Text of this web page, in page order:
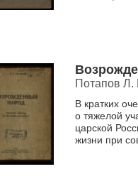
Потапов Л.
В кратких
о тяжелой
царской
жизни при